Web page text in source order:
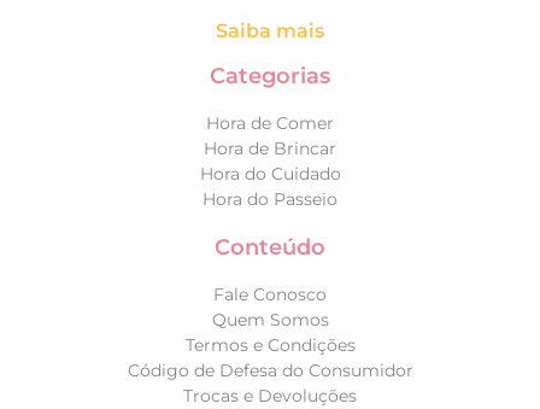
Saiba mais
Categorias
Hora de Comer
Hora de Brincar
Hora do Cuidado
Hora do Passeio
Conteúdo
Fale Conosco
Quem Somos
Termos e Condições
Código de Defesa do Consumidor
Trocas e Devoluções